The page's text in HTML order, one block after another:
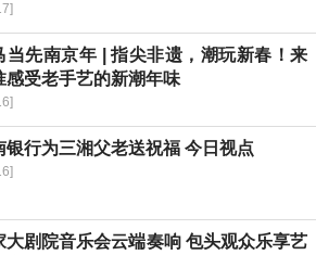
当先南京年 | 指尖非遗，潮玩新春！来
感受老手艺的新潮年味
银行为三湘父老送祝福 今日视点
大剧院音乐会云端奏响 包头观众乐享艺